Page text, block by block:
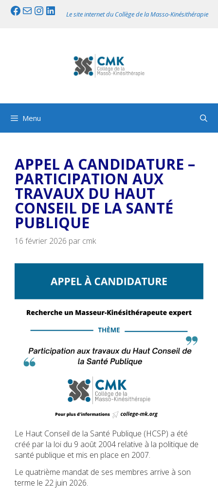
AllerFacebook
MailInstagram
LinkedIn
Le site internet du Collège de la Masso-Kinésithérapie
Menu
APPEL A CANDIDATURE –
PARTICIPATION AUX
TRAVAUX DU HAUT
CONSEIL DE LA SANTÉ
PUBLIQUE
16 février 2026 par cmk
Le Haut Conseil de la Santé Publique (HCSP) a été
créé par la loi du 9 août 2004 relative à la politique de
santé publique et mis en place en 2007.
Le quatrième mandat de ses membres arrive à son
terme le 22 juin 2026.